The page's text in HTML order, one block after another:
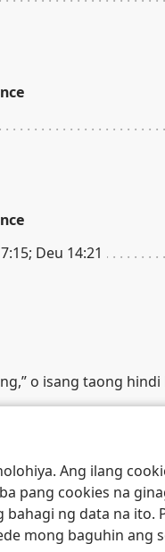
Ang ilang
pang cookies na
ng data na ito.
mong baguhin ang
Deu 14:21
o isang taong